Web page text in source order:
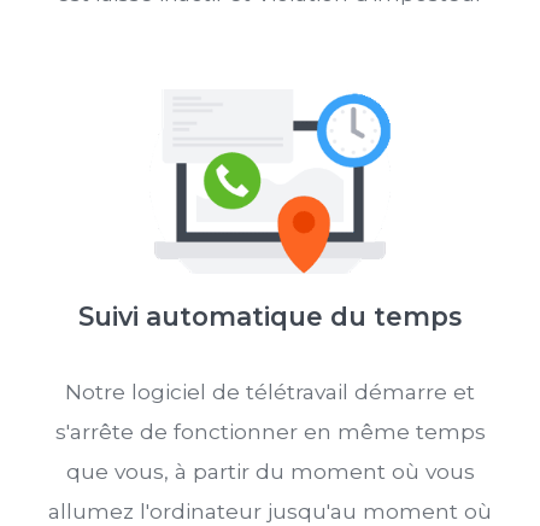
Suivi automatique du temps
Notre logiciel de télétravail démarre et
s'arrête de fonctionner en même temps
que vous, à partir du moment où vous
allumez l'ordinateur jusqu'au moment où